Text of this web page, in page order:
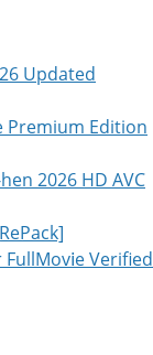
Updated
Premium Edition
2026 HD AVC
Verified